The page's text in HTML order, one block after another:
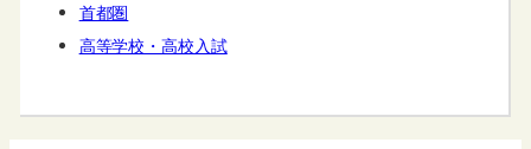
首都圏
高等学校・高校入試